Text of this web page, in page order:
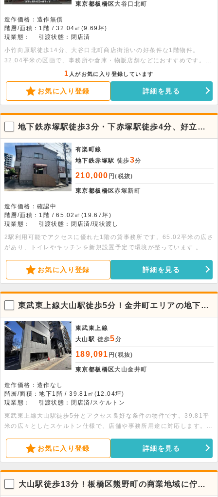
東京都板橋区大谷口北町
造作価格：造作無償
階層/面積：1階 / 32.04㎡(9.69坪)
現業態：
引渡状態：閉店済
小竹向原駅徒歩14分、大谷口北町商店街沿いの好条件な1階物件。
32.04平米の区画で、事務所や倉庫・物販店舗などにおすすめです。詳
細についてはお問い合わせください。
1 人がお気に入り登録しています
お気に入り登録 詳細を見る
地下鉄赤塚駅徒歩3分・下赤塚駅徒歩4分、好立地
な1階の貸事務所
有楽町線
地下鉄赤塚駅 徒歩3分
210,000 円(税抜)
東京都板橋区赤塚新町
造作価格：確認中
階層/面積：1階 / 65.02㎡(19.67坪)
現業態：
引渡状態：閉店済/現状渡し
2駅利用可能でアクセスに優れた1階の貸事務所です。65.02平米の広さ
があり、トイレやキッチンを新規設置予定で環境が整っています 。落
お気に入り登録 詳細を見る
東武東上線大山駅徒歩5分！金井町エリアの地下一
階店舗物件。飲食要相談
東武東上線
大山駅 徒歩5分
189,091 円(税抜)
東京都板橋区大山金井町
造作価格：造作なし
階層/面積：地下1階 / 39.81㎡(12.04坪)
現業態：
引渡状態：閉店済/スケルトン
東武東上線大山駅徒歩5分とアクセス良好な条件の物件です。39.81平
米の広々としたスケルトン仕様で、店舗や事務所用途に対応します。詳
お気に入り登録 詳細を見る
大山駅徒歩13分！板橋区熊野町の商業地域に佇む1
階店舗